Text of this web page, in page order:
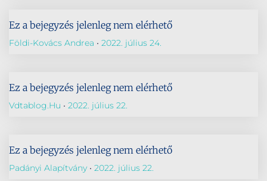
Ez a bejegyzés jelenleg nem elérhető
Földi-Kovács Andrea 2022. július 24.
Ez a bejegyzés jelenleg nem elérhető
Vdtablog.hu 2022. július 22.
Ez a bejegyzés jelenleg nem elérhető
Padányi Alapítvány 2022. július 22.